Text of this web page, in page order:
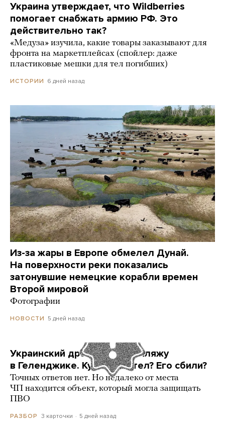
Украина утверждает, что Wildberries
помогает снабжать армию РФ. Это
действительно так?
«Медуза» изучила, какие товары заказывают для
фронта на маркетплейсах (спойлер: даже
пластиковые мешки для тел погибших)
ИСТОРИИ 6 дней назад
Из-за жары в Европе обмелел Дунай.
На поверхности реки показались
затонувшие немецкие корабли времен
Второй мировой
Фотографии
НОВОСТИ 5 дней назад
Украинский дрон попал по пляжу
в Геленджике. Куда он летел? Его сбили?
Точных ответов нет. Но недалеко от места
ЧП находится объект, который могла защищать
ПВО
РАЗБОР 3 карточки 5 дней назад